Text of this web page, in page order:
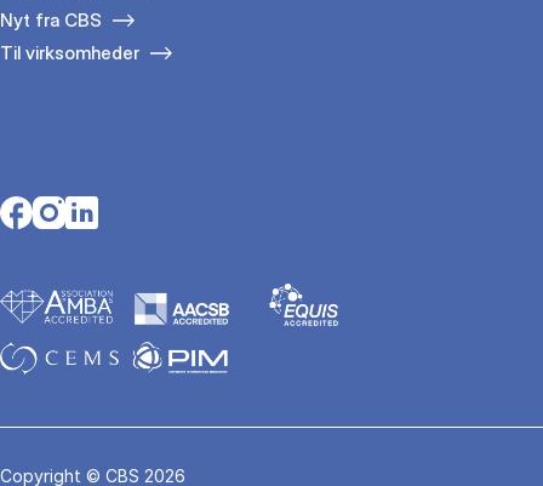
Nyt fra CBS
Til virksomheder
Opens in a new tab
Opens in a new tab
Opens in a new tab
Copyright © CBS 2026